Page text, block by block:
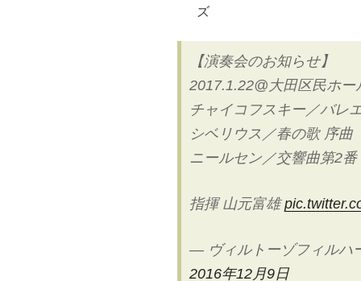
ズ
【演奏会のお知らせ】
2017.1.22@大田区民ホー
チャイコフスキー／バレ
シベリウス／春の歌 序曲
ニールセン／交響曲第2
指揮 山元富雄
— ヴィルトーゾフィルハ
2016年12月9日